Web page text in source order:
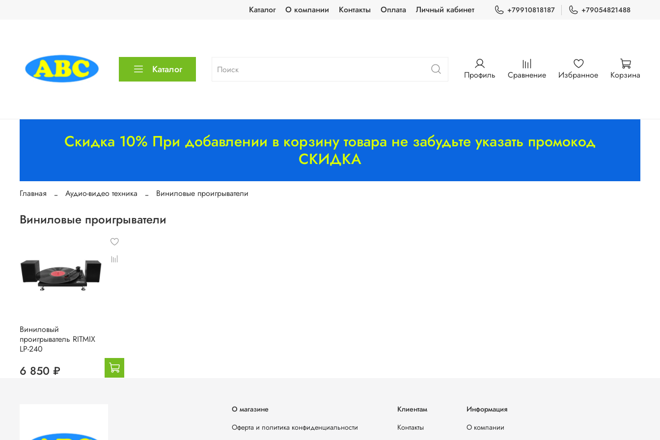
Каталог О компании Контакты Оплата Личный кабинет +79910818187 +79054821488
Каталог Профиль Сравнение Избранное Корзина
Скидка 10% При добавлении в корзину товара не забудьте указать промокод
СКИДКА
Главная Аудио-видео техника Виниловые проигрыватели
Виниловые проигрыватели
Виниловый
проигрыватель RITMIX
LP-240
6 850 ₽
О магазине
Оферта и политика конфиденциальности
Клиентам
Контакты
Информация
О компании